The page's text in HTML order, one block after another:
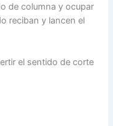
de columna y ocupar
reciban y lancen el
el sentido de corte